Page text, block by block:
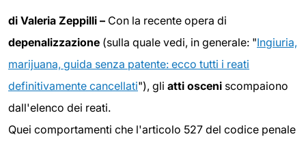
di Valeria Zeppilli – Con la recente opera di
depenalizzazione (sulla quale vedi, in generale: "Ingiuria,
marijuana, guida senza patente: ecco tutti i reati
definitivamente cancellati"), gli atti osceni scompaiono
dall'elenco dei reati.
Quei comportamenti che l'articolo 527 del codice penale